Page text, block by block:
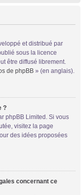
et distribué par
sous la licence
être diffusé librement.
de phpBB » (en anglais).
?
phpBB Limited. Si vous
visitez la page
des idées proposées
concernant ce